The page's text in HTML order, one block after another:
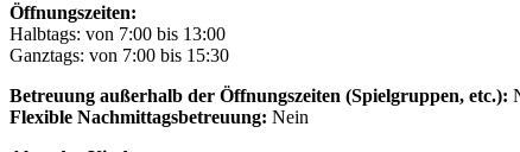
Öffnungszeiten:
Halbtags: von 7:00 bis 13:00
Ganztags: von 7:00 bis 15:30
Betreuung außerhalb der Öffnungszeiten (Spielgruppen, etc.):
Flexible Nachmittagsbetreuung: Nein